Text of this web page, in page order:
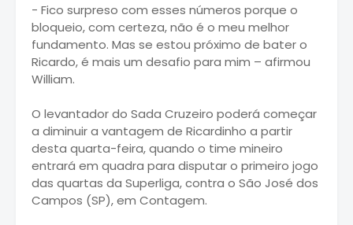
- Fico surpreso com esses números porque o
bloqueio, com certeza, não é o meu melhor
fundamento. Mas se estou próximo de bater o
Ricardo, é mais um desafio para mim – afirmou
William.
O levantador do Sada Cruzeiro poderá começar
a diminuir a vantagem de Ricardinho a partir
desta quarta-feira, quando o time mineiro
entrará em quadra para disputar o primeiro jogo
das quartas da Superliga, contra o São José dos
Campos (SP), em Contagem.